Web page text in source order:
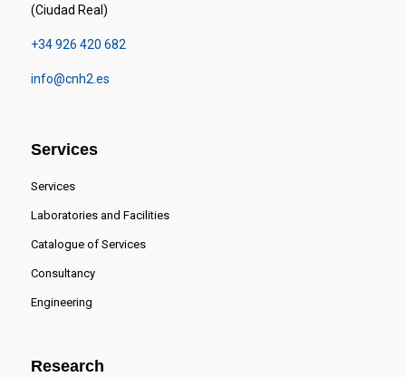
(Ciudad Real)
+34 926 420 682
info@cnh2.es
Services
Services
Laboratories and Facilities
Catalogue of Services
Consultancy
Engineering
Research